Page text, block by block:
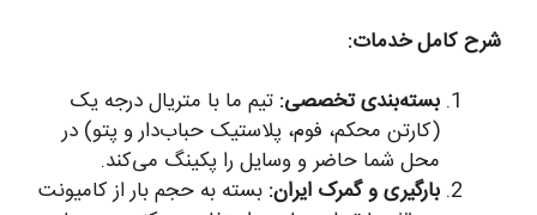
شرح کامل خدمات:
بسته‌بندی تخصصی: تیم ما با متریال درجه یک
(کارتن محکم، فوم، پلاستیک حباب‌دار و پتو) در
محل شما حاضر و وسایل را پکینگ می‌کند.
بارگیری و گمرک ایران: بسته به حجم بار از کامیونت